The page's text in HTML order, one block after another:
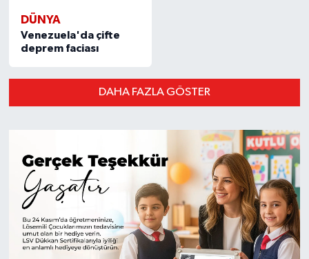
DÜNYA
Venezuela'da çifte
deprem faciası
DAHA FAZLA GÖSTER